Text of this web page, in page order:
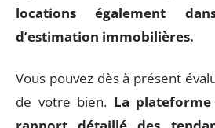
locations également
d’estimation immobilières.
Vous pouvez dès à présent
de votre bien. La